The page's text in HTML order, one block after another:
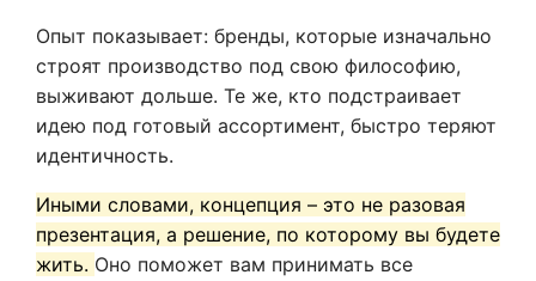
Опыт показывает: бренды, которые изначально
строят производство под свою философию,
выживают дольше. Те же, кто подстраивает
идею под готовый ассортимент, быстро теряют
идентичность.
Иными словами, концепция – это не разовая
презентация, а решение, по которому вы будете
жить. Оно поможет вам принимать все